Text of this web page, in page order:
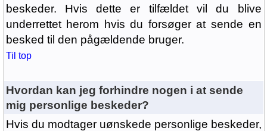
beskeder. Hvis dette er tilfældet vil du blive
underrettet herom hvis du forsøger at sende en
besked til den pågældende bruger.
Til top
Hvordan kan jeg forhindre nogen i at sende
mig personlige beskeder?
Hvis du modtager uønskede personlige beskeder,